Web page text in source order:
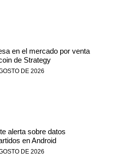
en el mercado por venta
de Strategy
DE 2026
alerta sobre datos
en Android
DE 2026